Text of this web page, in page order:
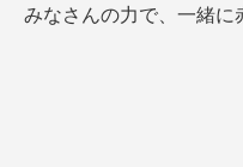
みなさんの力で、一緒に